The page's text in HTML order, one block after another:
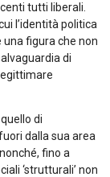
tutti liberali.
l’identità politica
una figura che non
di
di
dalla sua area
fino a
‘strutturali’ non